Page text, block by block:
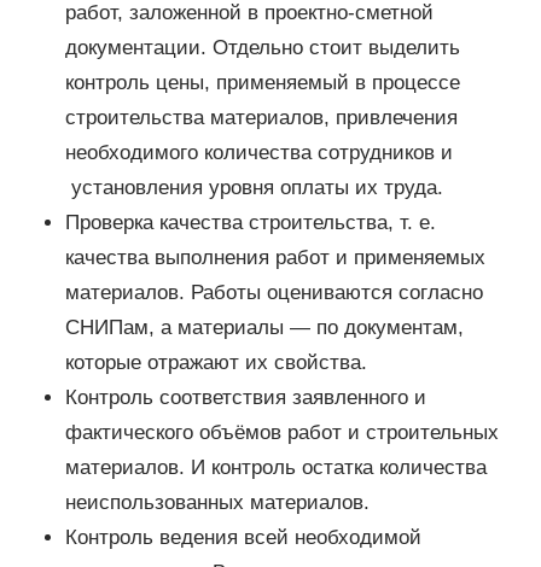
работ, заложенной в проектно-сметной
документации. Отдельно стоит выделить
контроль цены, применяемый в процессе
строительства материалов, привлечения
необходимого количества сотрудников и
установления уровня оплаты их труда.
Проверка качества строительства, т. е.
качества выполнения работ и применяемых
материалов. Работы оцениваются согласно
СНИПам, а материалы — по документам,
которые отражают их свойства.
Контроль соответствия заявленного и
фактического объёмов работ и строительных
материалов. И контроль остатка количества
неиспользованных материалов.
Контроль ведения всей необходимой